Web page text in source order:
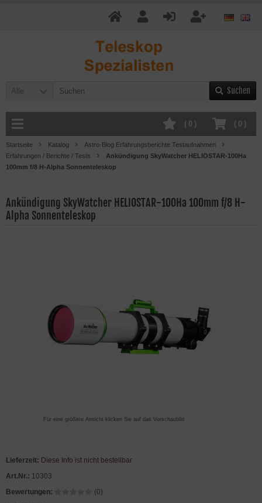
Alle Suchen
( 0 )
( 0 )
Startseite Katalog
Astro-Blog Erfahrungsberichte Testaufnahmen
Erfahrungen / Berichte / Tests
Ankündigung SkyWatcher HELIOSTAR-100Ha
100mm f/8 H-Alpha Sonnenteleskop
Ankündigung SkyWatcher HELIOSTAR-100Ha 100mm f/8 H-
Alpha Sonnenteleskop
Für eine größere Ansicht klicken Sie auf das Vorschaubild
Lieferzeit: Diese Info ist nicht bestellbar
Art.Nr.: 10303
Bewertungen:
(0)